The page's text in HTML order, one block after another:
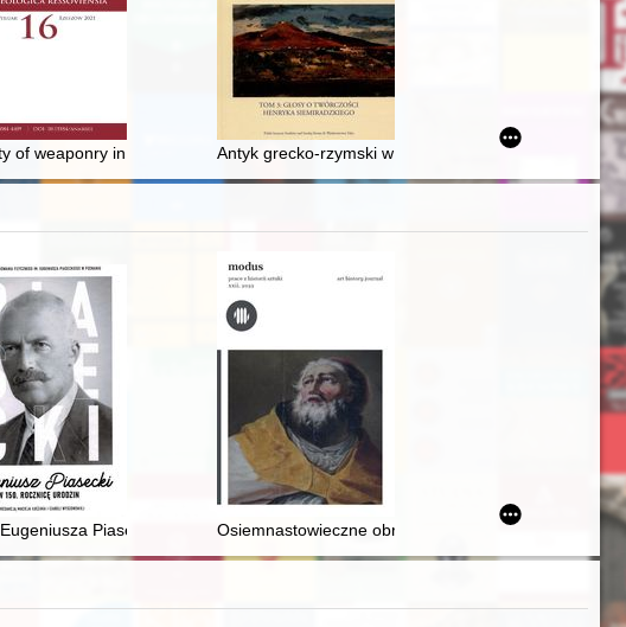
of weaponry in La Tène Culture burials in Poland and comments on the non-
Antyk grecko-rzymski w twórczości Siemiradzkiego
XIX wieku
Eugeniusza Piaseckiego w międzynarodowym ruchu naukowym
Osiemnastowieczne obrazy ołtarzowe w kościele